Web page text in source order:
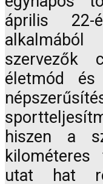
április
szervezők
életmód és
hiszen a
utat hat